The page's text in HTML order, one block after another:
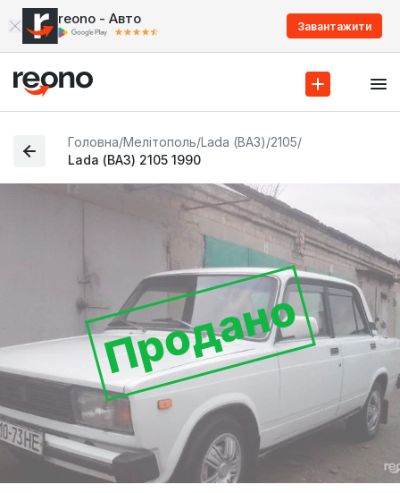
reono - Авто Завантажити
Головна/Мелітополь/Lada (ВАЗ)/2105/
Lada (ВАЗ) 2105 1990
Продано